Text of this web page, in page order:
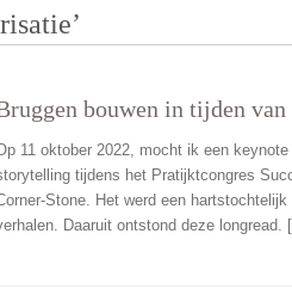
bouwen in tijden
11 oktober 2022, mocht ik een
tijdens het Pratijktcongres
Stone. Het werd een
Daaruit ontstond deze longread.